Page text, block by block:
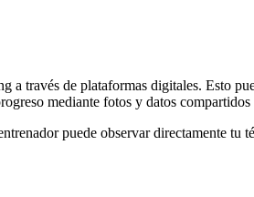
través de plataformas digitales. Esto
mediante fotos y datos
puede observar directamente tu